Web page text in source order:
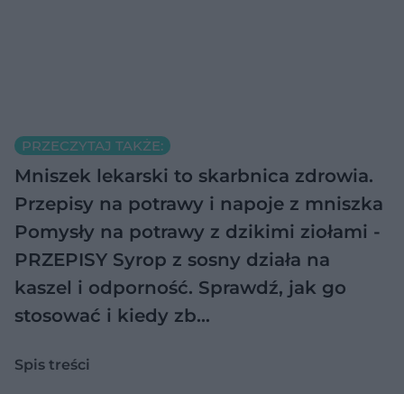
PRZECZYTAJ TAKŻE:
Mniszek lekarski to skarbnica zdrowia.
Przepisy na potrawy i napoje z mniszka
Pomysły na potrawy z dzikimi ziołami -
PRZEPISY Syrop z sosny działa na
kaszel i odporność. Sprawdź, jak go
stosować i kiedy zb…
Spis treści